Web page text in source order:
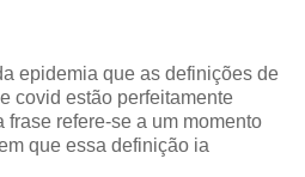
epidemia que as definições de
covid estão perfeitamente
refere-se a um momento
que essa definição ia